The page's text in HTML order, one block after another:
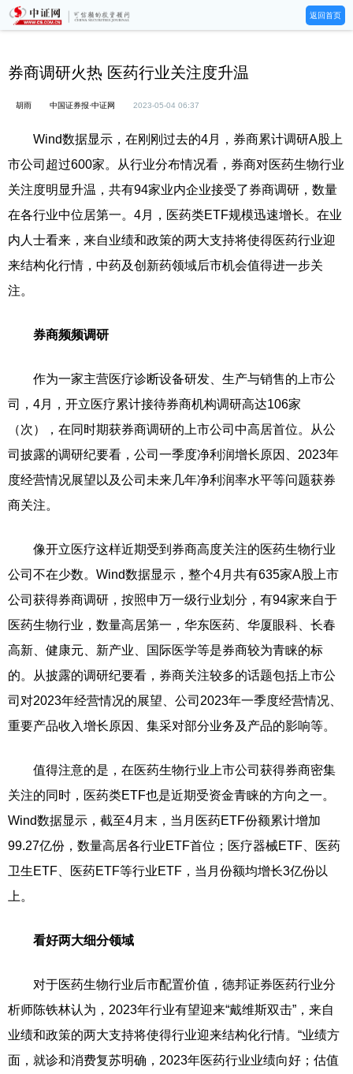
返回首页
券商调研火热 医药行业关注度升温
胡雨 中国证券报·中证网 2023-05-04 06:37
Wind数据显示，在刚刚过去的4月，券商累计调研A股上
市公司超过600家。从行业分布情况看，券商对医药生物行业
关注度明显升温，共有94家业内企业接受了券商调研，数量
在各行业中位居第一。4月，医药类ETF规模迅速增长。在业
内人士看来，来自业绩和政策的两大支持将使得医药行业迎
来结构化行情，中药及创新药领域后市机会值得进一步关
注。
券商频频调研
作为一家主营医疗诊断设备研发、生产与销售的上市公
司，4月，开立医疗累计接待券商机构调研高达106家
（次），在同时期获券商调研的上市公司中高居首位。从公
司披露的调研纪要看，公司一季度净利润增长原因、2023年
度经营情况展望以及公司未来几年净利润率水平等问题获券
商关注。
像开立医疗这样近期受到券商高度关注的医药生物行业
公司不在少数。Wind数据显示，整个4月共有635家A股上市
公司获得券商调研，按照申万一级行业划分，有94家来自于
医药生物行业，数量高居第一，华东医药、华厦眼科、长春
高新、健康元、新产业、国际医学等是券商较为青睐的标
的。从披露的调研纪要看，券商关注较多的话题包括上市公
司对2023年经营情况的展望、公司2023年一季度经营情况、
重要产品收入增长原因、集采对部分业务及产品的影响等。
值得注意的是，在医药生物行业上市公司获得券商密集
关注的同时，医药类ETF也是近期受资金青睐的方向之一。
Wind数据显示，截至4月末，当月医药ETF份额累计增加
99.27亿份，数量高居各行业ETF首位；医疗器械ETF、医药
卫生ETF、医药ETF等行业ETF，当月份额均增长3亿份以
上。
看好两大细分领域
对于医药生物行业后市配置价值，德邦证券医药行业分
析师陈铁林认为，2023年行业有望迎来“戴维斯双击”，来自
业绩和政策的两大支持将使得行业迎来结构化行情。“业绩方
面，就诊和消费复苏明确，2023年医药行业业绩向好；估值